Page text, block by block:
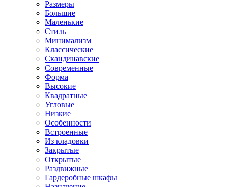
Размеры
Большие
Маленькие
Стиль
Минимализм
Классические
Скандинавские
Современные
Форма
Высокие
Квадратные
Угловые
Низкие
Особенности
Встроенные
Из кладовки
Закрытые
Открытые
Раздвижные
Гардеробные шкафы